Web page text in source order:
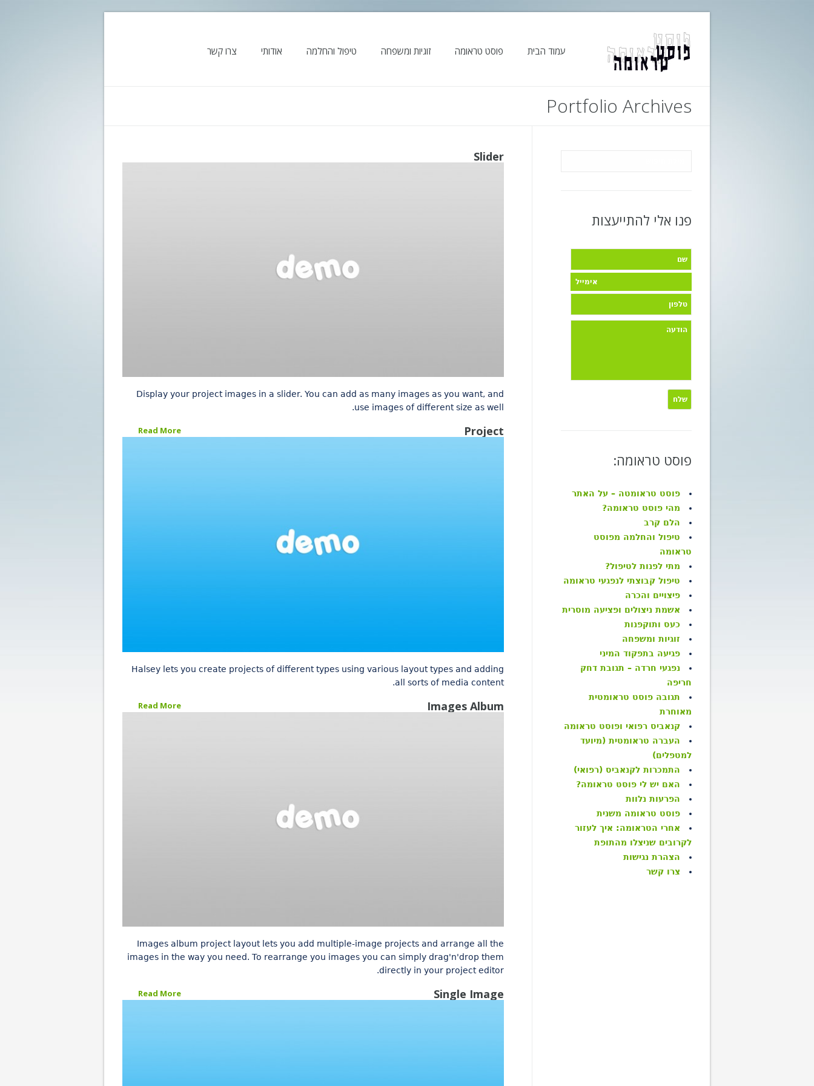
עמוד הבית פוסט טראומה זוגיות ומשפחה טיפול והחלמה אודותי צרו קשר
Portfolio Archives
Slider
Display your project images in a slider. You can add as many images as you want, and
use images of different size as well.
Read More Project
Halsey lets you create projects of different types using various layout types and adding
all sorts of media content.
Read More Images Album
Images album project layout lets you add multiple-image projects and arrange all the
images in the way you need. To rearrange you images you can simply drag'n'drop them
directly in your project editor.
Read More Single Image
פנו אלי להתייעצות
פוסט טראומה:
פוסט טראומטה – על האתר
מהי פוסט טראומה?
הלם קרב
טיפול והחלמה מפוסט
טראומה
מתי לפנות לטיפול?
טיפול קבוצתי לנפגעי טראומה
פיצויים והכרה
אשמת ניצולים ופציעה מוסרית
כעס ותוקפנות
זוגיות ומשפחה
פגיעה בתפקוד המיני
נפגעי חרדה – תגובת דחק
חריפה
תגובה פוסט טראומטית
מאוחרת
קנאביס רפואי ופוסט טראומה
העברה טראומטית (מיועד
למטפלים)
התמכרות לקנאביס (רפואי)
האם יש לי פוסט טראומה?
הפרעות נלוות
פוסט טראומה משנית
אחרי הטראומה: איך לעזור
לקרובים שניצלו מהתופת
הצהרת נגישות
צרו קשר